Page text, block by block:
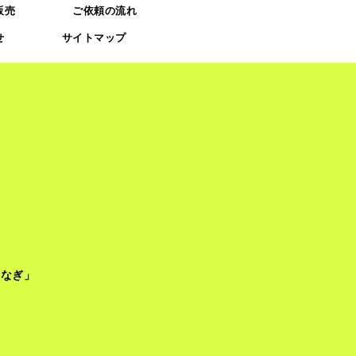
売 ご依頼の流れ
サイトマップ
ぎ」